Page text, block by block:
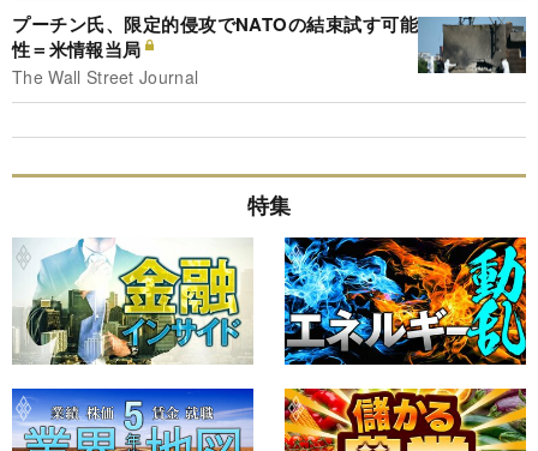
プーチン氏、限定的侵攻でNATOの結束試す可能
性＝米情報当局
The Wall Street Journal
特集